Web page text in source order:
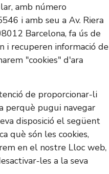
amb número
i amb seu a Av. Riera
Barcelona, fa ús de
i recuperen informació de
"cookies" d'ara
de proporcionar-li
perquè pugui navegar
disposició el següent
què són les cookies,
en el nostre Lloc web,
les a la seva